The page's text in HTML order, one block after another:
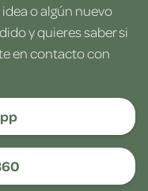
o algún nuevo
y quieres saber si
en contacto con